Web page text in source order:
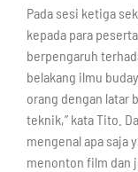
Pada sesi ketiga
kepada para
berpengaruh
belakang ilmu
orang dengan latar
teknik,” kata Tito.
mengenal apa saja
menonton film dan